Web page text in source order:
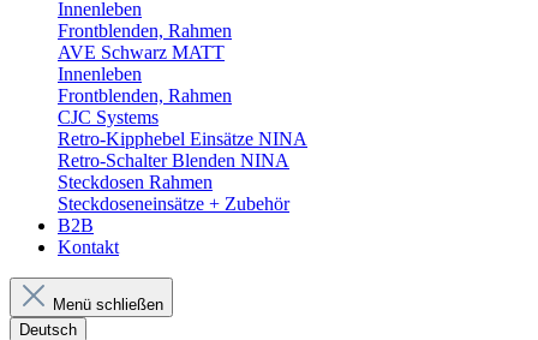
Innenleben
Frontblenden, Rahmen
AVE Schwarz MATT
Innenleben
Frontblenden, Rahmen
CJC Systems
Retro-Kipphebel Einsätze NINA
Retro-Schalter Blenden NINA
Steckdosen Rahmen
Steckdoseneinsätze + Zubehör
B2B
Kontakt
Menü schließen
Deutsch